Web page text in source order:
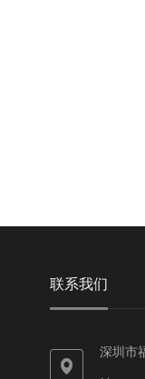
联系我们
深圳市